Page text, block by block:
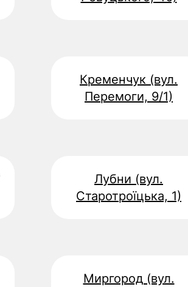
Кременчук (вул.
Перемоги, 9/1)
Лубни (вул.
Старотроїцька, 1)
Миргород (вул.